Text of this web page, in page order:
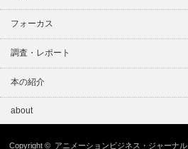
フォーカス
調査・レポート
本の紹介
about
Copyright © アニメーションビジネス・ジャーナル